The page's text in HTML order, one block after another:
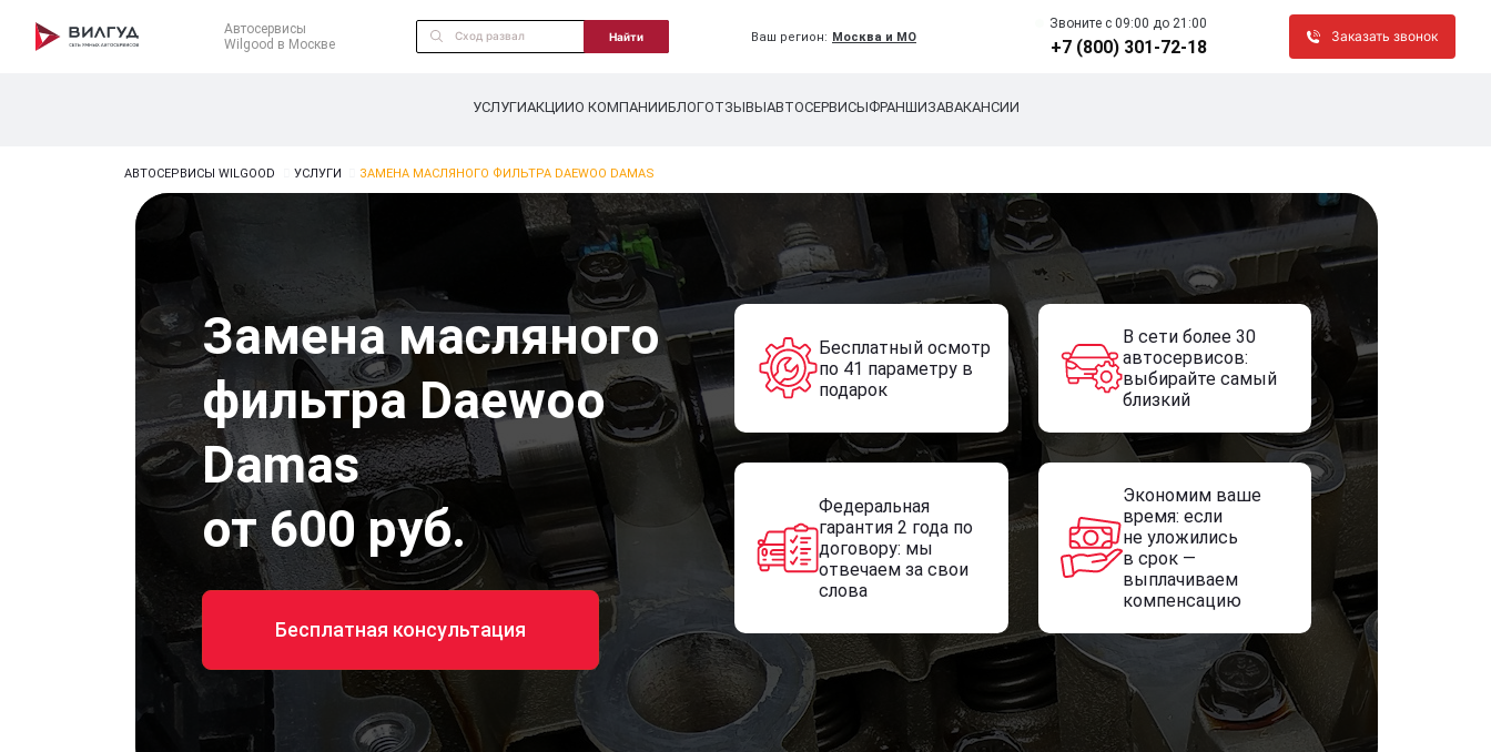
Автосервисы
Wilgood в Москве
Найти Ваш регион: Москва и МО
Звоните c 09:00 до 21:00
+7 (800) 301-72-18
Заказать звонок
УСЛУГИАКЦИИО КОМПАНИИБЛОГОТЗЫВЫАВТОСЕРВИСЫФРАНШИЗАВАКАНСИИ
АВТОСЕРВИСЫ WILGOOD УСЛУГИ ЗАМЕНА МАСЛЯНОГО ФИЛЬТРА DAEWOO DAMAS
Замена масляного
фильтра Daewoo
Damas
от 600 руб.
Бесплатная консультация
Бесплатный осмотр
по 41 параметру в
подарок
В сети более 30
автосервисов:
выбирайте самый
близкий
Федеральная
гарантия 2 года по
договору: мы
отвечаем за свои
слова
Экономим ваше
время: если
не уложились
в срок —
выплачиваем
компенсацию